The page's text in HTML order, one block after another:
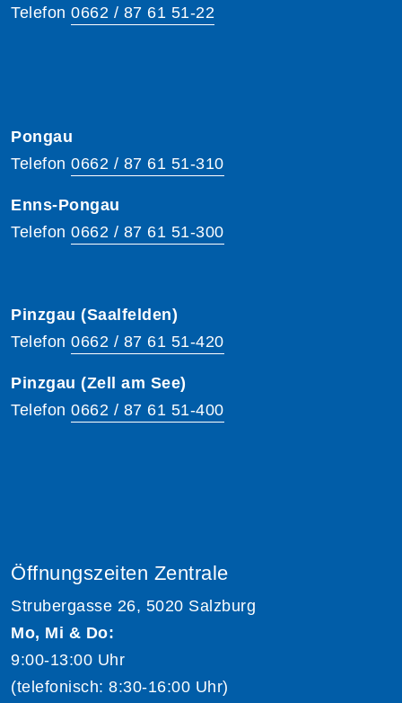
Telefon 0662 / 87 61 51-22
Pongau
Telefon 0662 / 87 61 51-310
Enns-Pongau
Telefon 0662 / 87 61 51-300
Pinzgau (Saalfelden)
Telefon 0662 / 87 61 51-420
Pinzgau (Zell am See)
Telefon 0662 / 87 61 51-400
Öffnungszeiten Zentrale
Strubergasse 26, 5020 Salzburg
Mo, Mi & Do:
9:00-13:00 Uhr
(telefonisch: 8:30-16:00 Uhr)